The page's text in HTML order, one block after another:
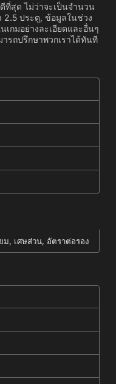
ที่สุด ไม่ว่าจะเป็นจำนวน
2.5 ประตู, ข้อมูลในช่วง
กมอย่างละเอียดและอื่นๆ
รถปรึกษาพวกเราได้ทันที
, เศษส่วน, อัตราต่อรอง